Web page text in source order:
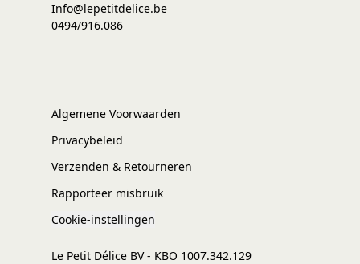
Info@lepetitdelice.be
0494/916.086
Algemene Voorwaarden
Privacybeleid
Verzenden & Retourneren
Rapporteer misbruik
Cookie-instellingen
Le Petit Délice BV - KBO 1007.342.129